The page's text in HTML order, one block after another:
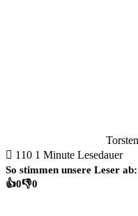
110 1 Minute Lesedauer
So stimmen unsere Leser ab:
👍0👎0